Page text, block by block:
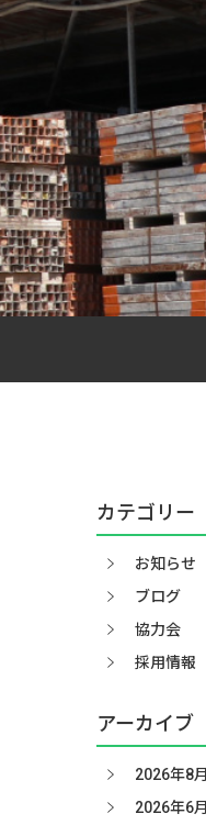
カテゴリー
お知らせ
ブログ
協力会
採用情報
アーカイブ
2026年8月
2026年6月